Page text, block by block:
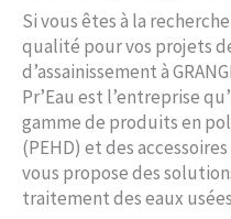
Si vous êtes à la
qualité pour vos projets
d’assainissement à
Pr’Eau est l’entreprise
gamme de produits en
(PEHD) et des
vous propose des
traitement des eaux